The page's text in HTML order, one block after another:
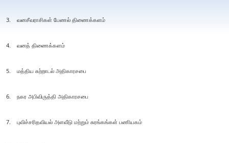
3. வனசீவராசிகள் பேணல் திணைக்களம்
4. வனத் திணைக்களம்
5. மத்திய சுற்றாடல் அதிகாரசபை
6. நகர அபிவிருத்தி அதிகாரசபை
7. புவிச்சரிதவியல் அளவீடு மற்றும் சுரங்கங்கள் பணியகம்